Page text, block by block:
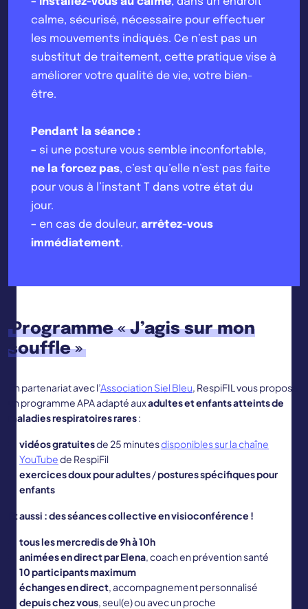
calme, sécurisé, nécessaire pour effectuer
les mouvements indiqués. Ce n’est pas un
substitut de traitement, cette pratique vise à
améliorer votre qualité de vie, votre bien-
être.
Pendant la séance :
– si une posture vous semble inconfortable,
ne la forcez pas, c’est qu’elle n’est pas faite
pour vous à l’instant T dans votre état du
jour.
– en cas de douleur, arrêtez-vous
immédiatement.
Programme « J’agis sur mon
souffle »
En partenariat avec l’Association Siel Bleu, RespiFIL vous propose
un programme APA adapté auxadultes et enfants atteints de
maladies respiratoires rares:
vidéos gratuitesde 25 minutesdisponibles sur la chaîne
YouTubede RespiFil
exercices doux pour adultes/postures spécifiques pour
enfants
Et aussi : des séances collective en visioconférence !
tous les mercredis de 9h à 10h
animées en direct par Elena, coach en prévention santé
10 participants maximum
échanges en direct, accompagnement personnalisé
depuis chez vous, seul(e) ou avec un proche